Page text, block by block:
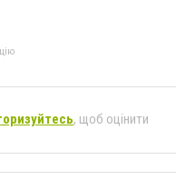
, щоб оцінити